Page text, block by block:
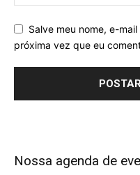
Salve meu nome, e-
próxima vez que eu
Nossa agenda de